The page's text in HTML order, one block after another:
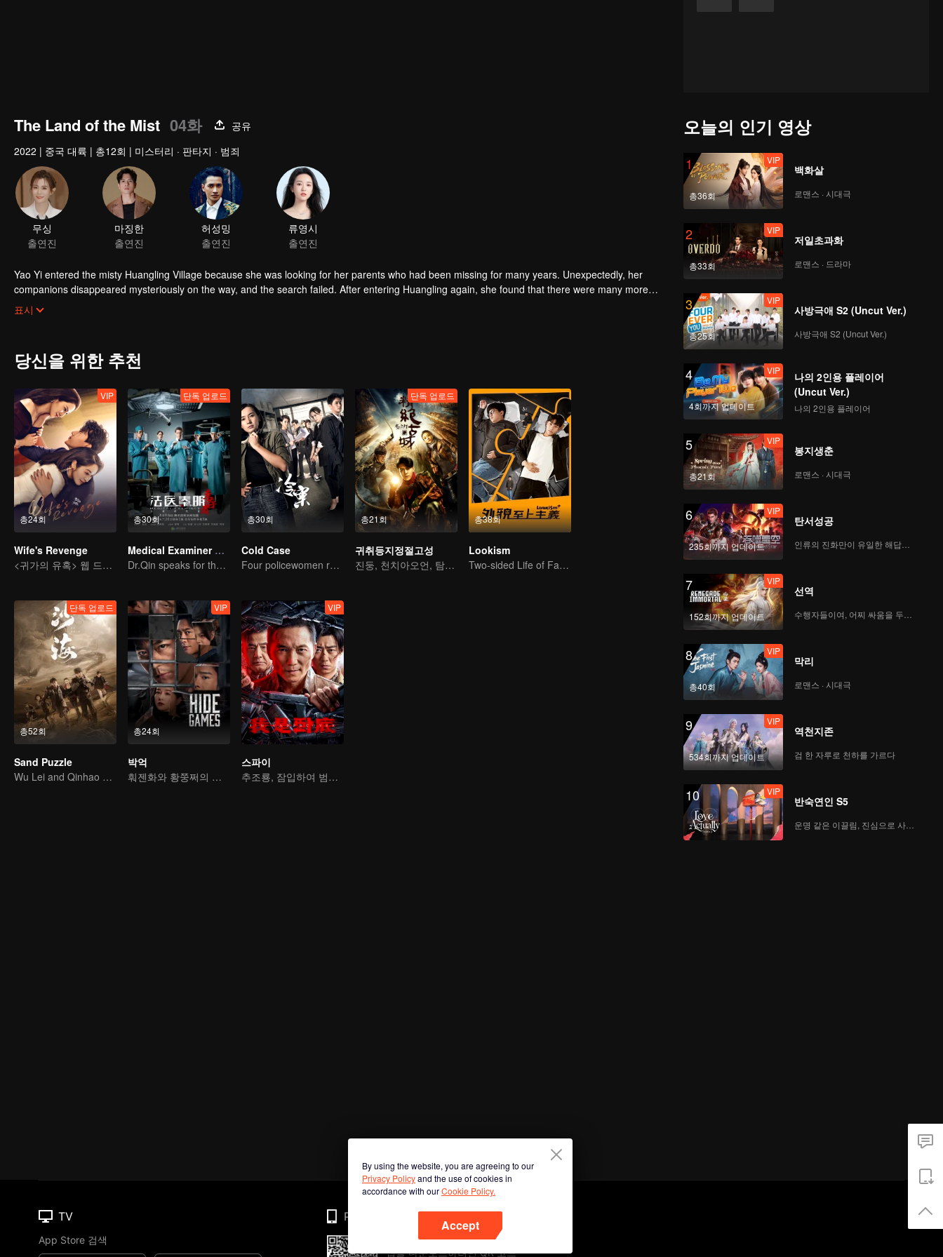
The Land of the Mist 04화
공유
2022 | 중국 대륙 | 총12회 | 미스터리 · 판타지 · 범죄
무싱
출연진
마징한
출연진
허성밍
출연진
류영시
출연진
Yao Yi entered the misty Huangling Village because she was looking for her parents who had been missing for many years. Unexpectedly, her
companions disappeared mysteriously on the way, and the search failed. After entering Huangling again, she found that there were many more
people in the village, and these people seemed to be related to an accident.
표시
당신을 위한 추천
총24회
VIP
Wife's Revenge
<귀가의 유혹> 웹 드라마 판
총30회
단독 업로드
Medical Examiner Dr. Qin:The Survivor
Dr.Qin speaks for the dead.
총30회
Cold Case
Four policewomen reveal the truth of the cold case
총21회
단독 업로드
귀취등지정절고성
진둥, 천치아오언, 탐험 여행기
총38회
Lookism
Two-sided Life of Fat Mansion Becoming Handsome
총52회
단독 업로드
Sand Puzzle
Wu Lei and Qinhao opens their adventure tour.
총24회
VIP
박억
훠젠화와 황쭝쩌의 쫒고 쫒기는 게임
VIP
스파이
추조룡, 잠입하여 범죄 조직과 대결
오늘의 인기 영상
1
총36회
VIP
백화살
로맨스 · 시대극
2
총33회
VIP
저일초과화
로맨스 · 드라마
3
총25회
VIP
사방극애 S2 (Uncut Ver.)
사방극애 S2 (Uncut Ver.)
4
4회까지 업데이트
VIP
나의 2인용 플레이어
(Uncut Ver.)
나의 2인용 플레이어
5
총21회
VIP
봉지생춘
로맨스 · 시대극
6
235회까지 업데이트
VIP
탄서성공
인류의 진화만이 유일한 해답이다
7
152회까지 업데이트
VIP
선역
8
총40회
VIP
막리
로맨스 · 시대극
9
534회까지 업데이트
VIP
역천지존
검 한 자루로 천하를 가르다
10 VIP
반숙연인 S5
운명 같은 이끌림, 진심으로 사랑하다
By using the website, you are agreeing to our
Privacy Policyand the use of cookies in
accordance with ourCookie Policy.
Accept
TV
App Store 검색
Phone
앱을 다운로드하려면 QR 코드